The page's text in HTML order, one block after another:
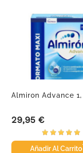
Almiron Advance 1,
Precio
29,95 €
Añadir Al Carrito